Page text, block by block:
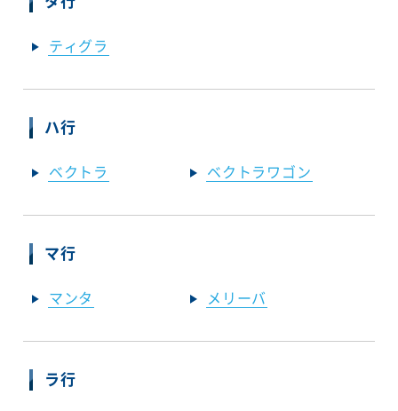
ティグラ
ハ行
ベクトラ ベクトラワゴン
マ行
マンタ メリーバ
ラ行